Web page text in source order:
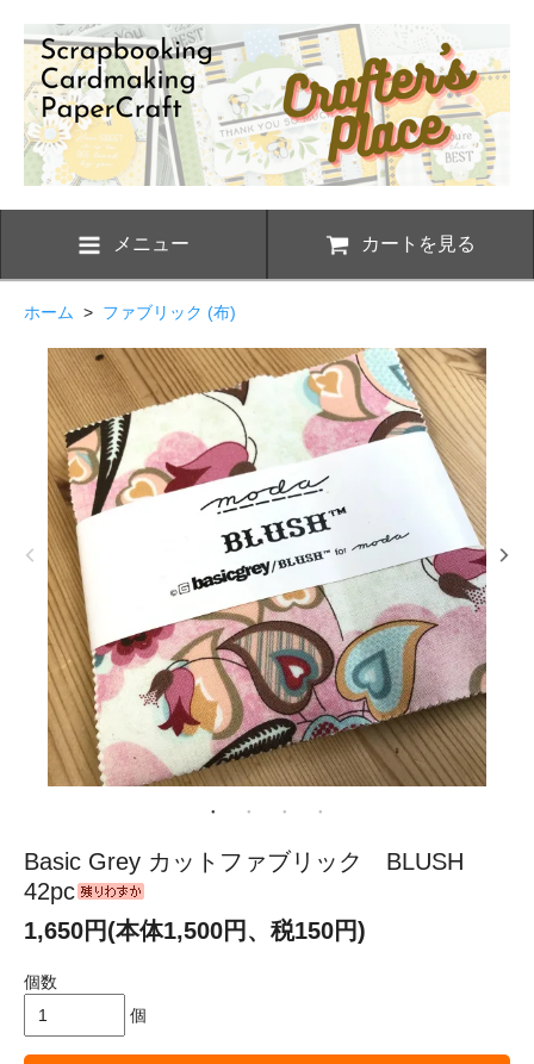
メニュー カートを見る
ホーム > ファブリック (布)
Basic Grey カットファブリック BLUSH
42pc
1,650円(本体1,500円、税150円)
個数
個